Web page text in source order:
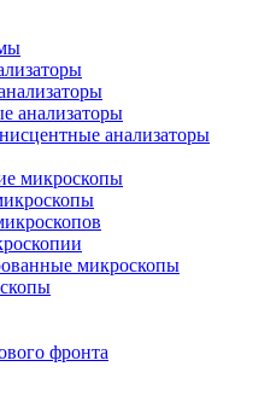
анализаторы
анализаторы
микроскопы
микроскопы
фронта